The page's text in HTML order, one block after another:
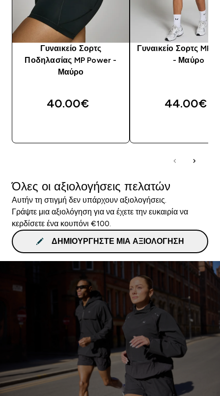
Γυναικείο Σορτς
Ποδηλασίας MP Power -
Μαύρο
40.00€‎
Γυναικείο Σορτς MP
- Μαύρo
44.00€‎
Όλες οι αξιολογήσεις πελατών
Αυτήν τη στιγμή δεν υπάρχουν αξιολογήσεις.
Γράψτε μια αξιολόγηση για να έχετε την ευκαιρία να
κερδίσετε ένα κουπόνι €100.
ΔΗΜΙΟΥΡΓΉΣΤΕ ΜΙΑ ΑΞΙΟΛΌΓΗΣΗ